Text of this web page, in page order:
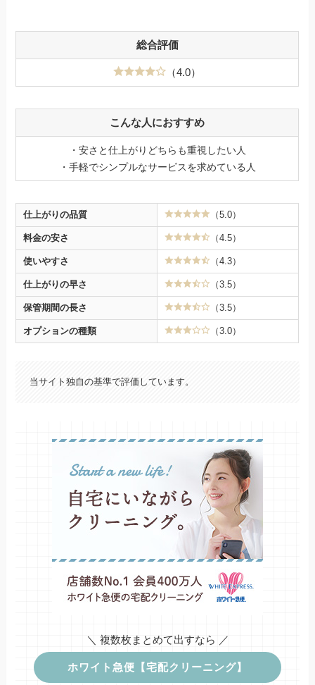
総合評価
（4.0）
こんな人におすすめ
・安さと仕上がりどちらも重視したい人
・手軽でシンプルなサービスを求めている人
仕上がりの品質 （5.0）
料金の安さ （4.5）
使いやすさ （4.3）
仕上がりの早さ （3.5）
保管期間の長さ （3.5）
オプションの種類 （3.0）
当サイト独自の基準で評価しています。
＼ 複数枚まとめて出すなら ／
ホワイト急便【宅配クリーニング】